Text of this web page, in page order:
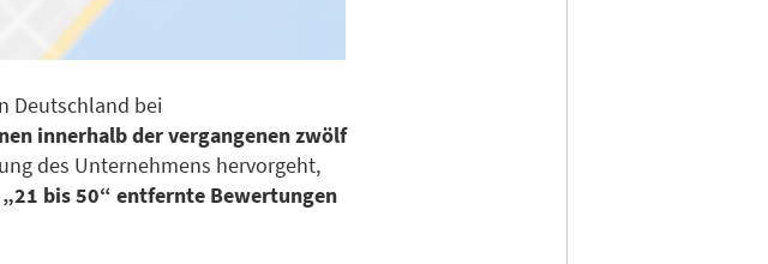
Deutschland bei
innerhalb der vergangenen zwölf
des Unternehmens hervorgeht,
bis 50“ entfernte Bewertungen